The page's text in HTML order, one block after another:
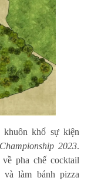
khuôn khổ sự kiện
2023.
pha chế cocktail
và làm bánh pizza